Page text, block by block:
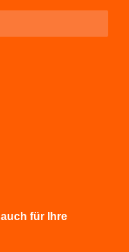
für Ihre